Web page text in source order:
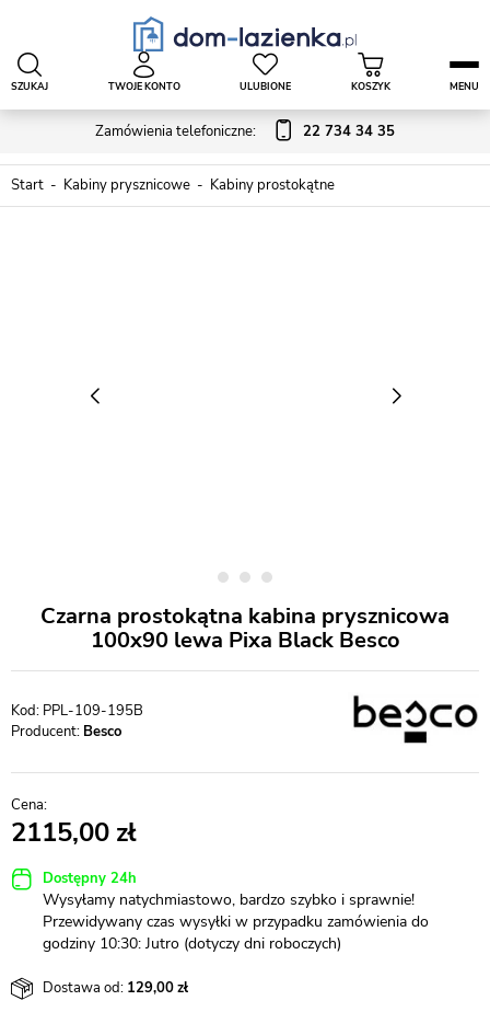
Zamówienia telefoniczne: 22 734 34 35
SZUKAJ TWOJE KONTO ULUBIONE KOSZYK MENU
Start Kabiny prysznicowe Kabiny prostokątne
Czarna prostokątna kabina prysznicowa
100x90 lewa Pixa Black Besco
PPL-109-195B
Producent: Besco
2115,00
Dostępny 24h
Wysyłamy natychmiastowo, bardzo szybko i sprawnie!
Przewidywany czas wysyłki w przypadku zamówienia do
godziny 10:30: Jutro (dotyczy dni roboczych)
Dostawa od: 129,00